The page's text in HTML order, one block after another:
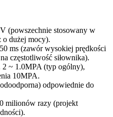
(powszechnie stosowany w
o dużej mocy).
ms (zawór wysokiej prędkości
częstotliwość siłownika).
~ 1.0MPA (typ ogólny),
10MPA.
odpowiednie do
milionów razy (projekt